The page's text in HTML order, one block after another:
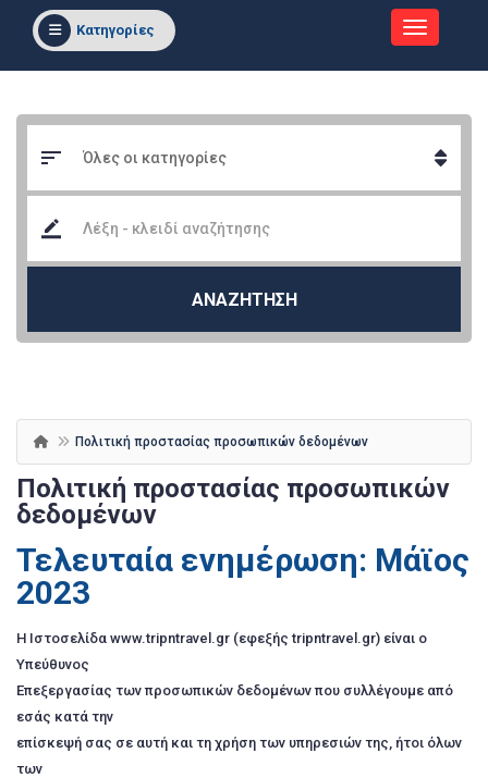
Κατηγορίες
ΑΝΑΖΗΤΗΣΗ
Πολιτική προστασίας προσωπικών δεδομένων
Πολιτική προστασίας προσωπικών
δεδομένων
Τελευταία ενημέρωση: Μάϊος
2023
H Iστοσελίδα www.tripntravel.gr (εφεξής tripntravel.gr) είναι ο
Υπεύθυνος
Επεξεργασίας των προσωπικών δεδομένων που συλλέγουμε από
εσάς κατά την
επίσκεψή σας σε αυτή και τη χρήση των υπηρεσιών της, ήτοι όλων
των